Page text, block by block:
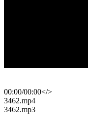
00:00/00:00</>
​3462.mp4
​3462.mp3